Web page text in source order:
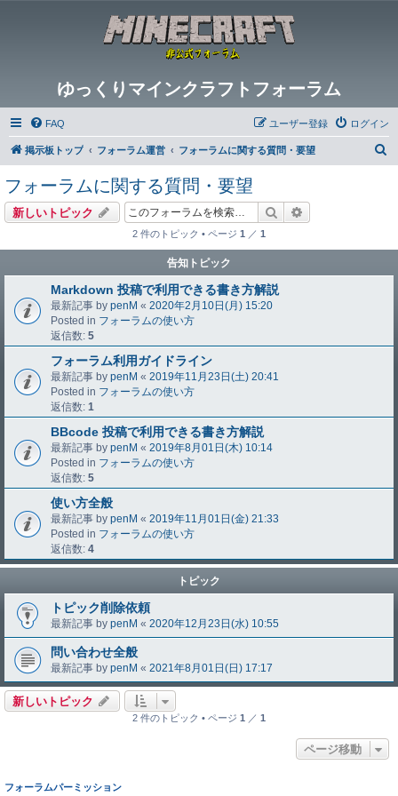
ゆっくりマインクラフトフォーラム
FAQ ログイン
ユーザー登録
掲示板トップ フォーラム運営 フォーラムに関する質問・要望
フォーラムに関する質問・要望
新しいトピック 検索
2 件のトピック • ページ 1 ／ 1
告知トピック
Markdown 投稿で利用できる書き方解説
最新記事 by penM « 2020年2月10日(月) 15:20
Posted in フォーラムの使い方
返信数: 5
フォーラム利用ガイドライン
最新記事 by penM « 2019年11月23日(土) 20:41
Posted in フォーラムの使い方
返信数: 1
BBcode 投稿で利用できる書き方解説
最新記事 by penM « 2019年8月01日(木) 10:14
Posted in フォーラムの使い方
返信数: 5
使い方全般
最新記事 by penM « 2019年11月01日(金) 21:33
Posted in フォーラムの使い方
返信数: 4
トピック
トピック削除依頼
最新記事 by penM « 2020年12月23日(水) 10:55
問い合わせ全般
最新記事 by penM « 2021年8月01日(日) 17:17
新しいトピック
2 件のトピック • ページ 1 ／ 1
ページ移動
フォーラムパーミッション